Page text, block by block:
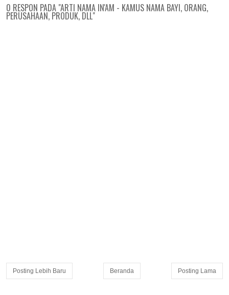
0 RESPON PADA "ARTI NAMA IN'AM - KAMUS NAMA BAYI, ORANG,
PERUSAHAAN, PRODUK, DLL"
Posting Lebih Baru Posting Lama
Beranda